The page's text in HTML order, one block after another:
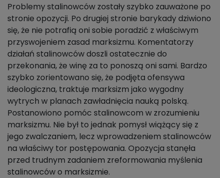
Problemy stalinowców zostały szybko zauważone po
stronie opozycji. Po drugiej stronie barykady dziwiono
się, że nie potrafią oni sobie poradzić z właściwym
przyswojeniem zasad marksizmu. Komentatorzy
działań stalinowców doszli ostatecznie do
przekonania, że winę za to ponoszą oni sami. Bardzo
szybko zorientowano się, że podjęta ofensywa
ideologiczna, traktuje marksizm jako wygodny
wytrych w planach zawładnięcia nauką polską.
Postanowiono pomóc stalinowcom w zrozumieniu
marksizmu. Nie był to jednak pomysł wiążący się z
jego zwalczaniem, lecz wprowadzeniem stalinowców
na właściwy tor postępowania. Opozycja stanęła
przed trudnym zadaniem zreformowania myślenia
stalinowców o marksizmie.